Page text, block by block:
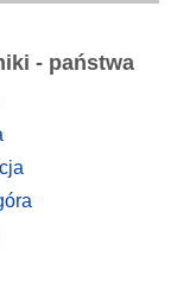
- państwa